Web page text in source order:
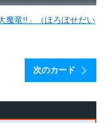
魔竜!!」（ほろぼせだい
次のカード